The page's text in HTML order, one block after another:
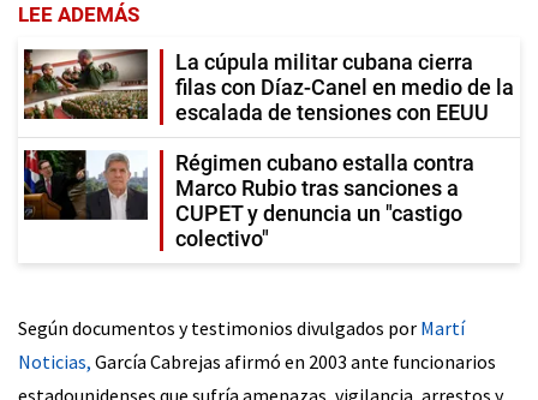
LEE ADEMÁS
La cúpula militar cubana cierra
filas con Díaz-Canel en medio de la
escalada de tensiones con EEUU
Régimen cubano estalla contra
Marco Rubio tras sanciones a
CUPET y denuncia un "castigo
colectivo"
Según documentos y testimonios divulgados por Martí
Noticias, García Cabrejas afirmó en 2003 ante funcionarios
estadounidenses que sufría amenazas, vigilancia, arrestos y